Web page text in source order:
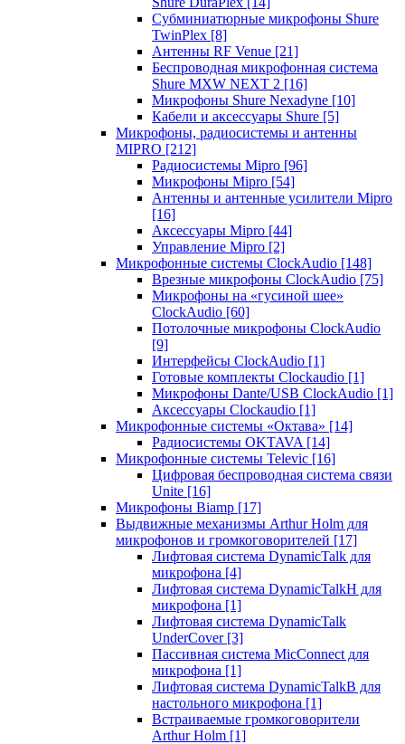
Субминиатюрные микрофоны Shure
TwinPlex [8]
Антенны RF Venue [21]
Беспроводная микрофонная система
Shure MXW NEXT 2 [16]
Микрофоны Shure Nexadyne [10]
Кабели и аксессуары Shure [5]
Микрофоны, радиосистемы и антенны
MIPRO [212]
Радиосистемы Mipro [96]
Микрофоны Mipro [54]
Антенны и антенные усилители Mipro
[16]
Аксессуары Mipro [44]
Управление Mipro [2]
Микрофонные системы ClockAudio [148]
Врезные микрофоны ClockAudio [75]
Микрофоны на «гусиной шее»
ClockAudio [60]
Потолочные микрофоны ClockAudio
[9]
Интерфейсы ClockAudio [1]
Готовые комплекты Clockaudio [1]
Микрофоны Dante/USB ClockAudio [1]
Аксессуары Clockaudio [1]
Микрофонные системы «Октава» [14]
Радиосистемы OKTAVA [14]
Микрофонные системы Televic [16]
Цифровая беспроводная система связи
Unite [16]
Микрофоны Biamp [17]
Выдвижные механизмы Arthur Holm для
микрофонов и громкоговорителей [17]
Лифтовая система DynamicTalk для
микрофона [4]
Лифтовая система DynamicTalkH для
микрофона [1]
Лифтовая система DynamicTalk
UnderCover [3]
Пассивная система MicConnect для
микрофона [1]
Лифтовая система DynamicTalkB для
настольного микрофона [1]
Встраиваемые громкоговорители
Arthur Holm [1]